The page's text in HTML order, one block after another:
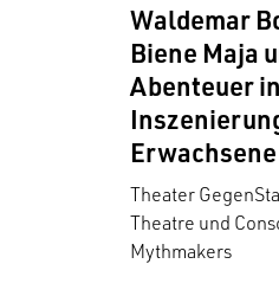
Waldemar
Biene Maja
Abenteuer
Erwachsene
Theater
Theatre und
Mythmakers